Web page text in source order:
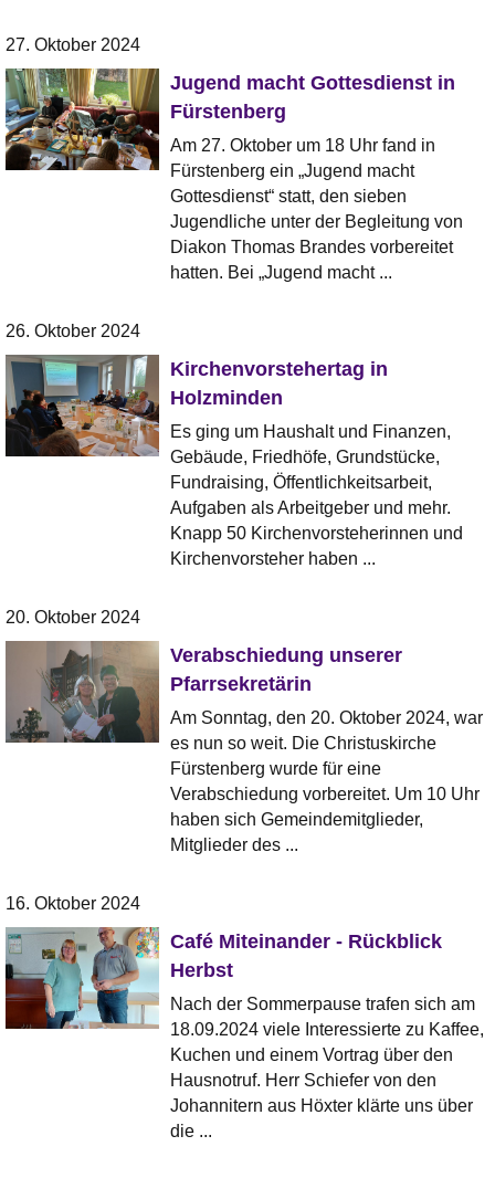
27. Oktober 2024
Jugend macht Gottesdienst in
Fürstenberg
Am 27. Oktober um 18 Uhr fand in
Fürstenberg ein „Jugend macht
Gottesdienst“ statt, den sieben
Jugendliche unter der Begleitung von
Diakon Thomas Brandes vorbereitet
hatten. Bei „Jugend macht ...
26. Oktober 2024
Kirchenvorstehertag in
Holzminden
Es ging um Haushalt und Finanzen,
Gebäude, Friedhöfe, Grundstücke,
Fundraising, Öffentlichkeitsarbeit,
Aufgaben als Arbeitgeber und mehr.
Knapp 50 Kirchenvorsteherinnen und
Kirchenvorsteher haben ...
20. Oktober 2024
Verabschiedung unserer
Pfarrsekretärin
Am Sonntag, den 20. Oktober 2024, war
es nun so weit. Die Christuskirche
Fürstenberg wurde für eine
Verabschiedung vorbereitet. Um 10 Uhr
haben sich Gemeindemitglieder,
Mitglieder des ...
16. Oktober 2024
Café Miteinander - Rückblick
Herbst
Nach der Sommerpause trafen sich am
18.09.2024 viele Interessierte zu Kaffee,
Kuchen und einem Vortrag über den
Hausnotruf. Herr Schiefer von den
Johannitern aus Höxter klärte uns über
die ...